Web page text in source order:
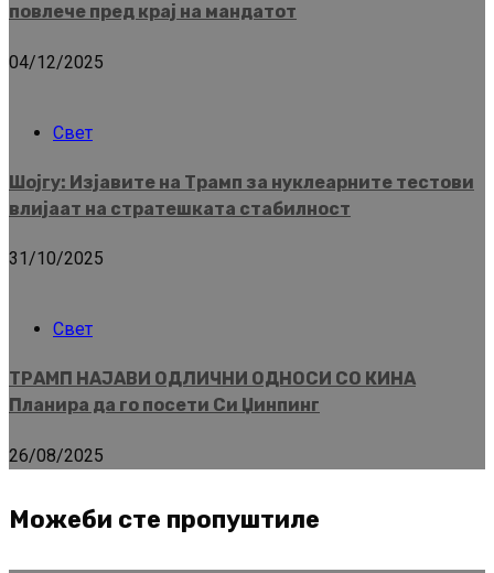
повлече пред крај на мандатот
04/12/2025
Свет
Шојгу: Изјавите на Трамп за нуклеарните тестови
влијаат на стратешката стабилност
31/10/2025
Свет
ТРАМП НАЈАВИ ОДЛИЧНИ ОДНОСИ СО КИНА
Планира да го посети Си Џинпинг
26/08/2025
Можеби сте пропуштиле